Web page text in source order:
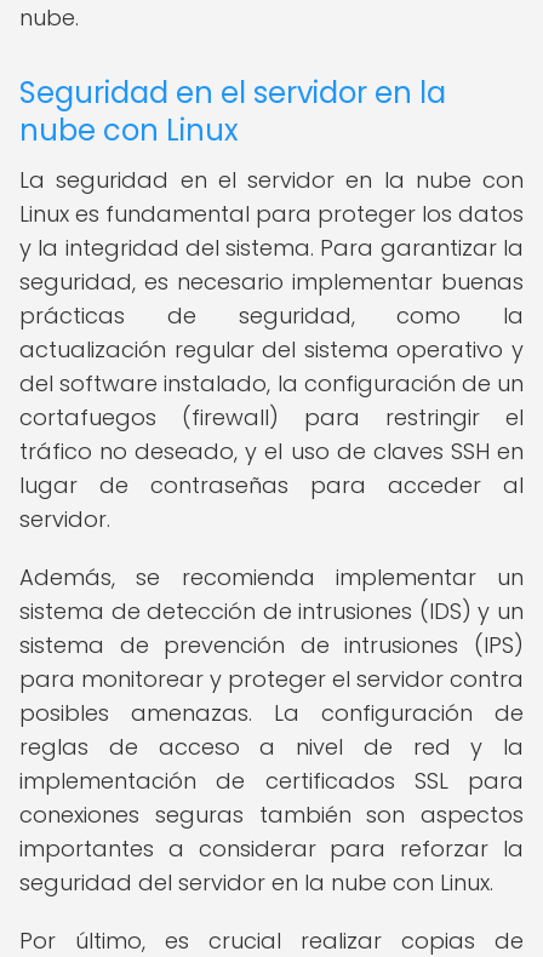
nube.
Seguridad en el servidor en la
nube con Linux
La seguridad en el servidor en la nube con
Linux es fundamental para proteger los datos
y la integridad del sistema. Para garantizar la
seguridad, es necesario implementar buenas
prácticas de seguridad, como la
actualización regular del sistema operativo y
del software instalado, la configuración de un
cortafuegos (firewall) para restringir el
tráfico no deseado, y el uso de claves SSH en
lugar de contraseñas para acceder al
servidor.
Además, se recomienda implementar un
sistema de detección de intrusiones (IDS) y un
sistema de prevención de intrusiones (IPS)
para monitorear y proteger el servidor contra
posibles amenazas. La configuración de
reglas de acceso a nivel de red y la
implementación de certificados SSL para
conexiones seguras también son aspectos
importantes a considerar para reforzar la
seguridad del servidor en la nube con Linux.
Por último, es crucial realizar copias de